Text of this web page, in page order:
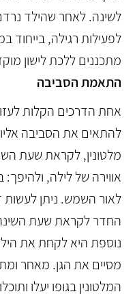
לשינה. לאחר שהילד
לפעילות רגילה, בייחוד
מתכננים ללכת לישון
התאמת הסביבה
אחת הדרכים הקלות
להתאים את הסביבה
מלטונין, לקראת שעת
אווירה של לילה,
לאור השמש. ניתן לעשות
החדר לקראת שעת
נוספת היא לקחת את
מסיים את הגן. מאחר
המלטונין בגופו יעלו